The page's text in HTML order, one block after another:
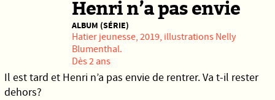
Henri n’a pas envie
ALBUM (SÉRIE)
Hatier jeunesse, 2019, illustrations Nelly
Blumenthal.
Dès 2 ans
Il est tard et Henri n’a pas envie de rentrer. Va t-il rester
dehors?